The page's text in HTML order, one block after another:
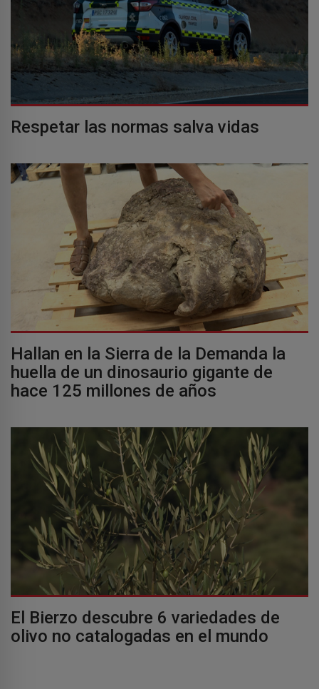
Respetar las normas salva vidas
Hallan en la Sierra de la Demanda la
huella de un dinosaurio gigante de
hace 125 millones de años
El Bierzo descubre 6 variedades de
olivo no catalogadas en el mundo